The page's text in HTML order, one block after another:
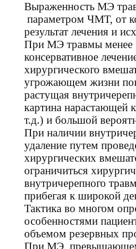
Выраженность МЭ
параметром ЧМТ, от
результат лечения и
При МЭ травмы менее
консервативное
хирургического
угрожающем жизни
растущая
картина нарастающей
т.д.) и большой
При наличии
удаление путем
хирургических
ограничиться
внутричерепного
прибегая к широкой
Тактика во многом
особенностями
объемом резервных
При МЭ, превышающем